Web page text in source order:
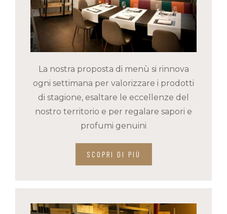
La nostra proposta di menù si rinnova
ogni settimana per valorizzare i prodotti
di stagione, esaltare le eccellenze del
nostro territorio e per regalare sapori e
profumi genuini
SCOPRI DI PIÙ